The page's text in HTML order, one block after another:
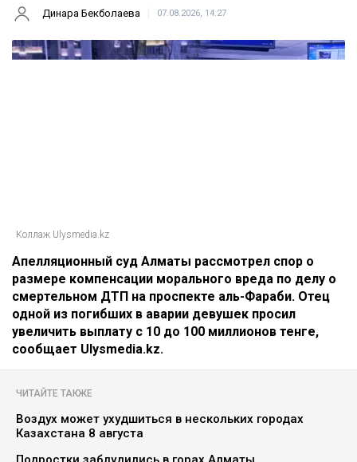
Динара Бекболаева 07.08.2026, 14:27
Коллаж Ulysmedia.kz
Апелляционный суд Алматы рассмотрел спор о
размере компенсации морального вреда по делу о
смертельном ДТП на проспекте аль-Фараби. Отец
одной из погибших в аварии девушек просил
увеличить выплату с 10 до 100 миллионов тенге,
сообщает Ulysmedia.kz.
ЧИТАЙТЕ ТАКЖЕ
Воздух может ухудшиться в нескольких городах
Казахстана 8 августа